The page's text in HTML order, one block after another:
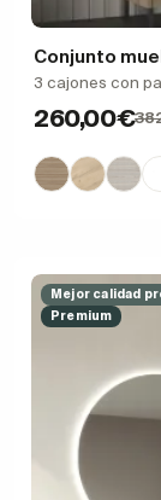
Conjunto
3 cajones con
260,00€
Mejor calidad
Premium